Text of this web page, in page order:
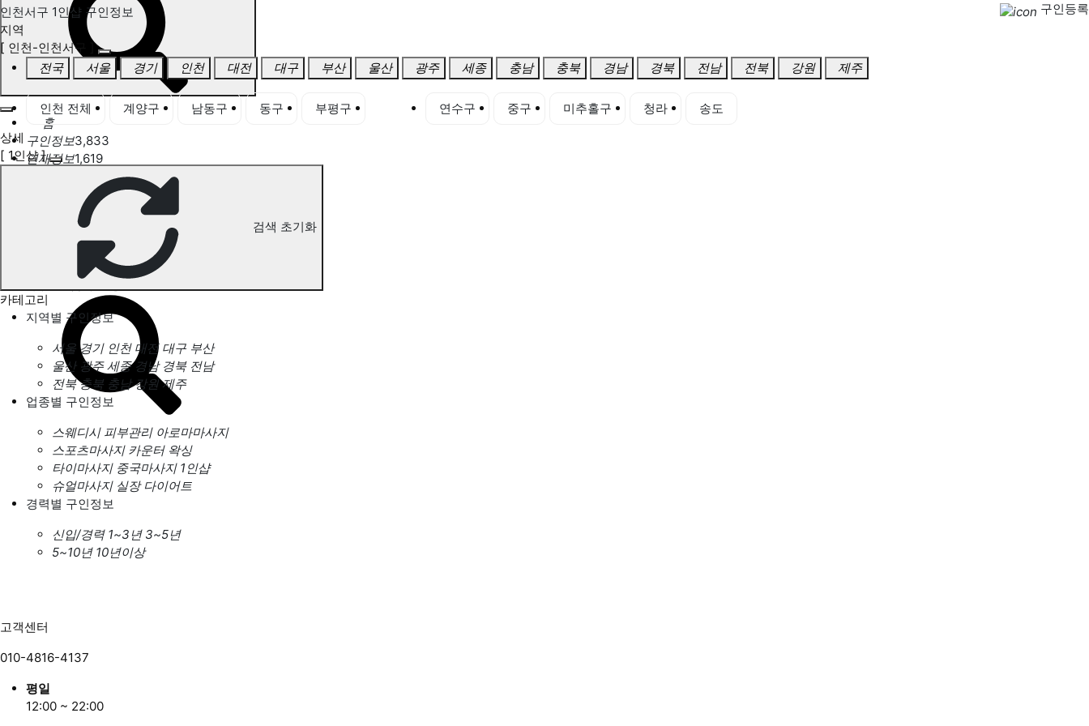
홈
구인정보3,833
인재정보1,619
고객센터
전국업체정보 마사지가이드
업체 서비스 관리
개인 서비스 관리
인천서구 1인샵 구인정보
구인등록
지역
[ 인천-인천서구 ]
전국
서울 경기 인천 대전 대구 부산 울산 광주 세종 충남 충북 경남 경북 전남 전북 강원 제주
인천 전체 계양구 남동구 동구 부평구 연수구 중구 미추홀구 청라
송도
상세
[ 1인샵 ]
검색 초기화
카테고리
지역별 구인정보
서울 경기 인천 대전 대구 부산
울산 광주 세종 경남 경북 전남
전북 충북 충남 강원 제주
업종별 구인정보
스웨디시 피부관리 아로마마사지
스포츠마사지 카운터 왁싱
타이마사지 중국마사지 1인샵
슈얼마사지 실장 다이어트
경력별 구인정보
신입/경력 1~3년 3~5년
5~10년 10년이상
고객센터
010-4816-4137
평일
12:00 ~ 22:00